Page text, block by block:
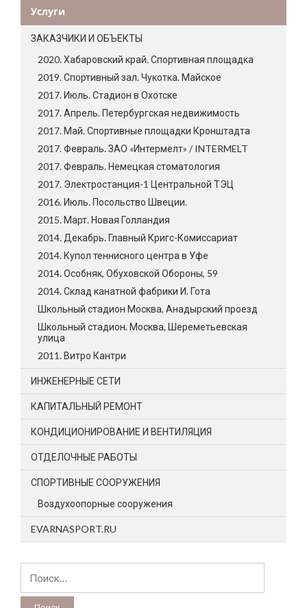
Услуги
ЗАКАЗЧИКИ И ОБЪЕКТЫ
2020. Хабаровский край. Спортивная площадка
2019. Спортивный зал. Чукотка. Майское
2017. Июль. Стадион в Охотске
2017. Апрель. Петербургская недвижимость
2017. Май. Спортивные площадки Кронштадта
2017. Февраль. ЗАО «Интермелт» / INTERMELT
2017. Февраль. Немецкая стоматология
2017. Электростанция-1 Центральной ТЭЦ
2016. Июль. Посольство Швеции.
2015. Март. Новая Голландия
2014. Декабрь. Главный Кригс-Комиссариат
2014. Купол теннисного центра в Уфе
2014. Особняк, Обуховской Обороны, 59
2014. Склад канатной фабрики И. Гота
Школьный стадион Москва, Анадырский проезд
Школьный стадион. Москва, Шереметьевская
улица
2011. Витро Кантри
ИНЖЕНЕРНЫЕ СЕТИ
КАПИТАЛЬНЫЙ РЕМОНТ
КОНДИЦИОНИРОВАНИЕ И ВЕНТИЛЯЦИЯ
ОТДЕЛОЧНЫЕ РАБОТЫ
СПОРТИВНЫЕ СООРУЖЕНИЯ
Воздухоопорные сооружения
EVARNASPORT.RU